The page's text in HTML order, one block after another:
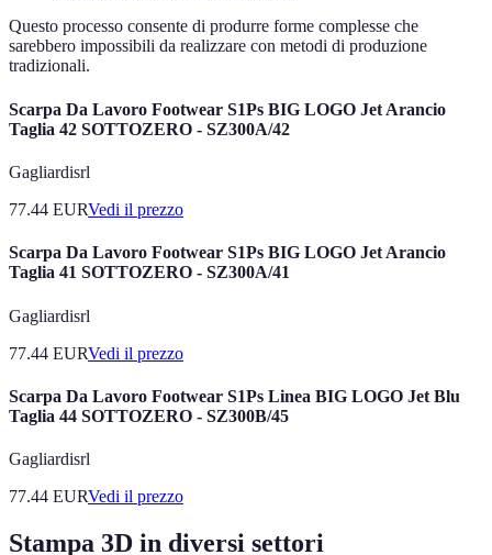
Questo processo consente di produrre forme complesse che
sarebbero impossibili da realizzare con metodi di produzione
tradizionali.
Scarpa Da Lavoro Footwear S1Ps BIG LOGO Jet Arancio
Taglia 42 SOTTOZERO - SZ300A/42
Gagliardisrl
77.44 EURVedi il prezzo
Scarpa Da Lavoro Footwear S1Ps BIG LOGO Jet Arancio
Taglia 41 SOTTOZERO - SZ300A/41
Gagliardisrl
77.44 EURVedi il prezzo
Scarpa Da Lavoro Footwear S1Ps Linea BIG LOGO Jet Blu
Taglia 44 SOTTOZERO - SZ300B/45
Gagliardisrl
77.44 EURVedi il prezzo
Stampa 3D in diversi settori